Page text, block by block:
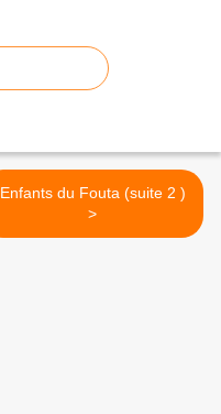
Enfants du Fouta (suite 2 )
>